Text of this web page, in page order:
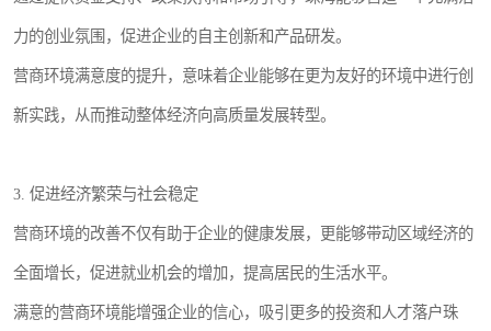
力的创业氛围，促进企业的自主创新和产品研发。
营商环境满意度的提升，意味着企业能够在更为友好的环境中进行创
新实践，从而推动整体经济向高质量发展转型。
3. 促进经济繁荣与社会稳定
营商环境的改善不仅有助于企业的健康发展，更能够带动区域经济的
全面增长，促进就业机会的增加，提高居民的生活水平。
满意的营商环境能增强企业的信心，吸引更多的投资和人才落户珠